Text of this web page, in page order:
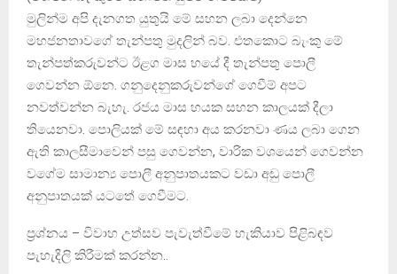
මුලින්ම අපි දැනගත යුතුයි මේ සහන ලබා දෙන්නෙ
මහජනතාවගේ තැන්පතු මුදලින් බව. එතකොට බැංකු මේ
තැන්පත්කරුවන්ට ඊළග මාස හයේ දී තැන්පතු පොලී
ගෙවන්න ඕනෙ. ගනුදෙනුකරුවන්ගේ ගෙවීම් අපට
නවත්වන්න බැහැ. රජය මාස හයක සහන කාලයක් දීලා
තියෙනවා. පොලියක් මේ සඳහා අය කරනවා ණය ලබා ගෙන
ඇති කාලසීමාවෙන් පසු ගෙවන්න, වාරික වශයෙන් ගෙවන්න
වගේම සාමාන්‍ය පොලී අනුපාතයකට වඩා අඩු පොලී
අනුපාතයක් යටතේ ගෙවීමට.
ප්‍රශ්නය – විවාහ උත්සව පැවැත්වීමේ හැකියාව පිළිබඳව
පැහැදිලි කිරීමක් කරන්න..